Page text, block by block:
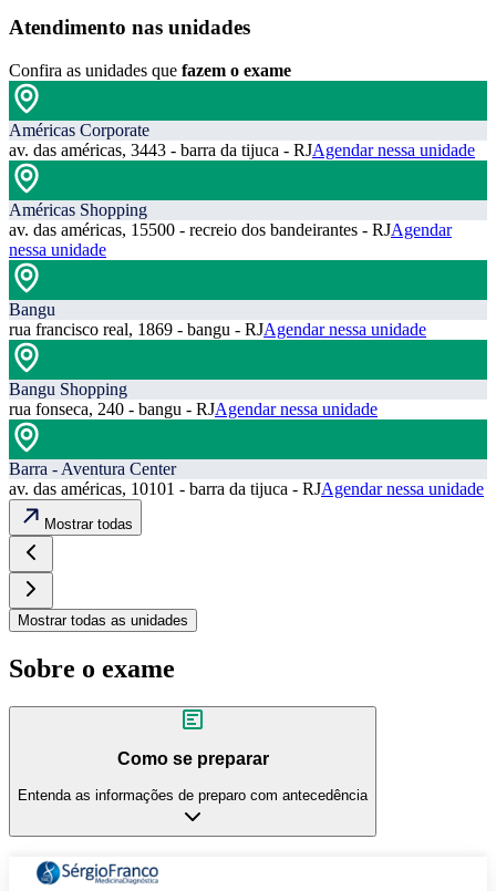
Atendimento nas unidades
Confira as unidades que fazem o exame
Américas Corporate
av. das américas, 3443 - barra da tijuca - RJAgendar nessa unidade
Américas Shopping
av. das américas, 15500 - recreio dos bandeirantes - RJAgendar
nessa unidade
Bangu
rua francisco real, 1869 - bangu - RJAgendar nessa unidade
Bangu Shopping
rua fonseca, 240 - bangu - RJAgendar nessa unidade
Barra - Aventura Center
av. das américas, 10101 - barra da tijuca - RJAgendar nessa unidade
Mostrar todas
Mostrar todas as unidades
Sobre o exame
Como se preparar
Entenda as informações de preparo com antecedência